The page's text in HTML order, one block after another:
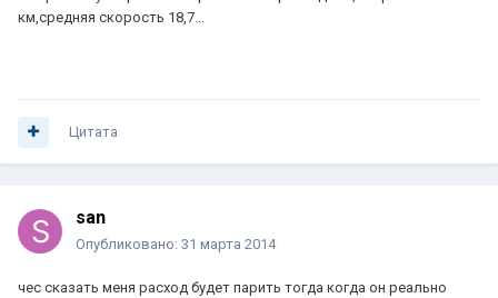
км,средняя скорость 18,7...
Цитата
san
Опубликовано: 31 марта 2014
чес сказать меня расход будет парить тогда когда он реально